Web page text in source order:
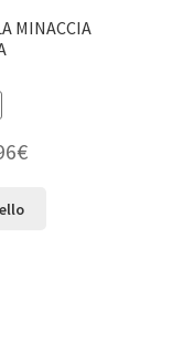
MINACCIA
€